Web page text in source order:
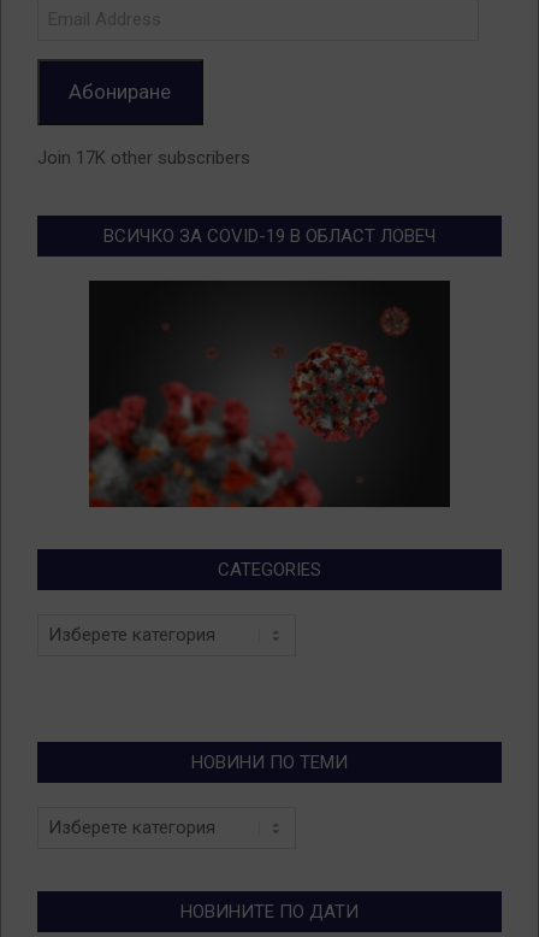
Абониране
Join 17K other subscribers
ВСИЧКО ЗА COVID-19 В ОБЛАСТ ЛОВЕЧ
CATEGORIES
Categories
НОВИНИ ПО ТЕМИ
Новини
НОВИНИТЕ ПО ДАТИ